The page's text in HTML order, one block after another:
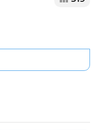
ได้จัดอันดับให้สาย
ยการบินที่ดีที่สุดของ
20 สายการบินที่มี
ซึ่งจะสามารถทำให้
ที่ หรือสามารถเชื่อม